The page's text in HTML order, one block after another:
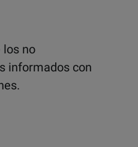
los no
informados con